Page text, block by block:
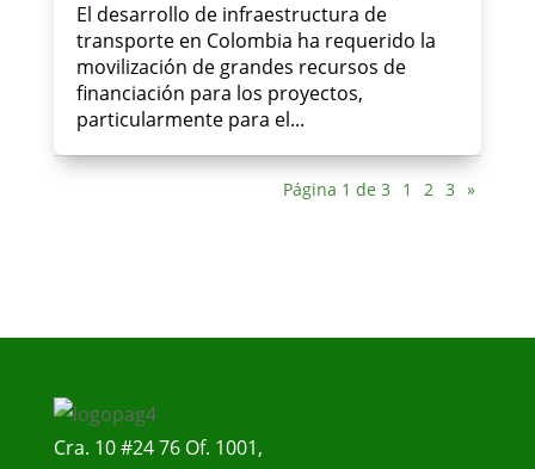
El desarrollo de infraestructura de
transporte en Colombia ha requerido la
movilización de grandes recursos de
financiación para los proyectos,
particularmente para el...
Página 1 de 3 1 2 3 »
Cra. 10 #24 76 Of. 1001,